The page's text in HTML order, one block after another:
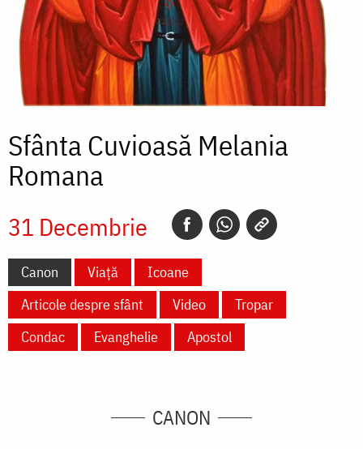
Sfânta Cuvioasă Melania
Romana
31 Decembrie
Canon Viață
Icoane
Articole despre sfânt
Video
Tropar
Condac
Evanghelie Apostol
CANON